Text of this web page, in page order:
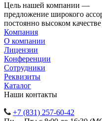
Цель нашей компании —
предложение широкого
постоянно высоком
Компания
О компании
Лицензии
Конференции
Сотрудники
Реквизиты
Каталог
Наши контакты
+7 (831) 257-60-42